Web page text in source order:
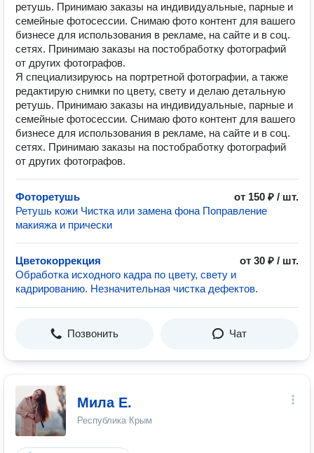
ретушь. Принимаю заказы на индивидуальные, парные и
семейные фотосессии. Снимаю фото контент для вашего
бизнесе для использования в рекламе, на сайте и в соц.
сетях. Принимаю заказы на постобработку фотографий
от других фотографов.
Я специализируюсь на портретной фотографии, а также
редактирую снимки по цвету, свету и делаю детальную
ретушь. Принимаю заказы на индивидуальные, парные и
семейные фотосессии. Снимаю фото контент для вашего
бизнесе для использования в рекламе, на сайте и в соц.
сетях. Принимаю заказы на постобработку фотографий
от других фотографов.
Фоторетушь
от 150 ₽ / шт.
Ретушь кожи Чистка или замена фона Поправление
макияжа и прически
Цветокоррекция
от 30 ₽ / шт.
Обработка исходного кадра по цвету, свету и
кадрированию. Незначительная чистка дефектов.
Позвонить Чат
Мила Е.
Республика Крым